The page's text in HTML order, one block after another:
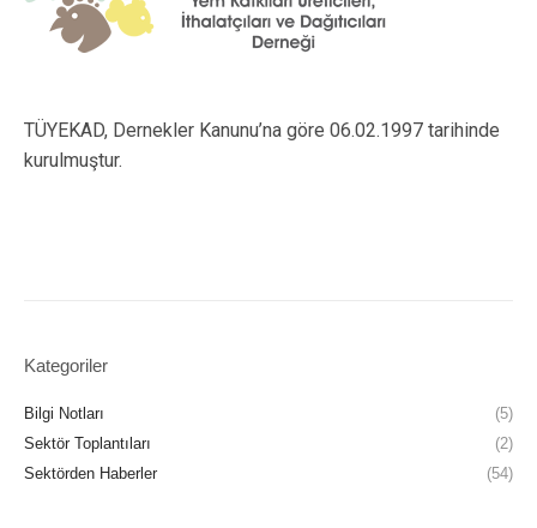
TÜYEKAD, Dernekler Kanunu’na göre 06.02.1997 tarihinde
kurulmuştur.
Kategoriler
Bilgi Notları
(5)
Sektör Toplantıları
(2)
Sektörden Haberler
(54)